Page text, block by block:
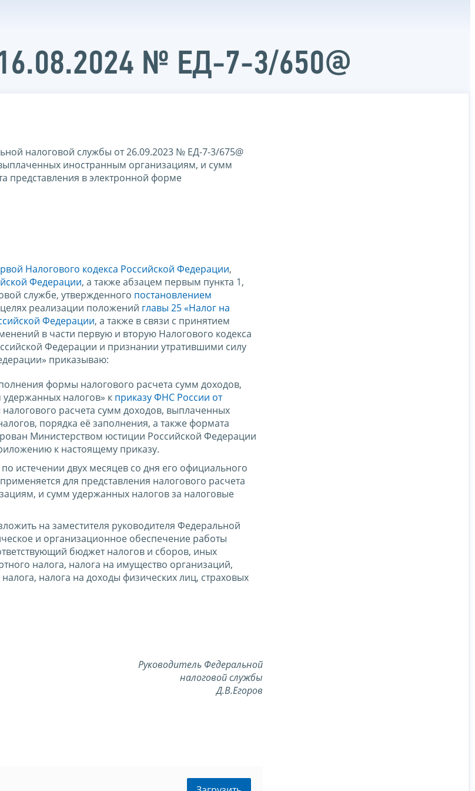
№ ЕД-7-3/650@
налоговой службы от 26.09.2023 № ЕД-7-3/675@
иностранным организациям, и сумм
представления в электронной форме
Налогового кодекса Российской Федерации,
Федерации, а также абзацем первым пункта 1,
службе, утвержденного постановлением
реализации положений главы 25 «Налог на
Федерации, а также в связи с принятием
в части первую и вторую Налогового кодекса
Федерации и признании утратившими силу
приказываю:
формы налогового расчета сумм доходов,
налогов» к приказу ФНС России от
расчета сумм доходов, выплаченных
порядка её заполнения, а также формата
Министерством юстиции Российской Федерации
к настоящему приказу.
истечении двух месяцев со дня его официального
для представления налогового расчета
и сумм удержанных налогов за налоговые
на заместителя руководителя Федеральной
и организационное обеспечение работы
бюджет налогов и сборов, иных
налога, налога на имущество организаций,
налога на доходы физических лиц, страховых
Руководитель Федеральной
налоговой службы
Д.В.Егоров